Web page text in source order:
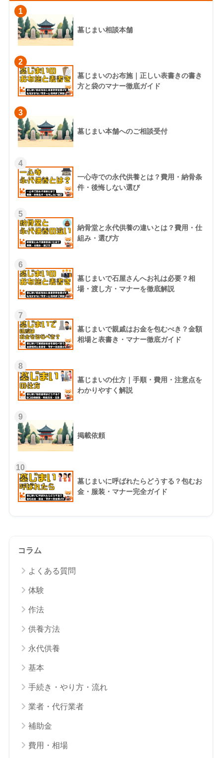
1
墓じまい相談本舗
2
墓じまいのお布施｜正しい表書きの書き
方と袋のマナー徹底ガイド
3
墓じまい本舗へのご相談受付
4
一心寺での永代供養とは？費用・納骨条
件・後悔しない選び
5
納骨堂と永代供養の違いとは？費用・仕
組み・選び方
6
墓じまいで石屋さんへお礼は必要？相
場・渡し方・マナーを徹底解説
7
墓じまいで親戚はお金を包むべき？金額
相場と表書き・マナー徹底ガイド
8
墓じまいの仕方｜手順・費用・注意点を
わかりやすく解説
9
掲載依頼
10
墓じまいに呼ばれたらどうする？包むお
金・服装・マナー完全ガイド
コラム
よくある質問
体験
作法
供養方法
永代供養
基本
手続き・やり方・流れ
業者・代行業者
補助金
費用・相場